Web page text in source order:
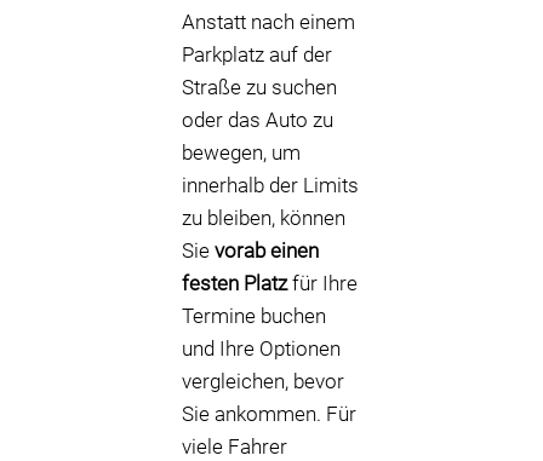
Anstatt nach einem
Parkplatz auf der
Straße zu suchen
oder das Auto zu
bewegen, um
innerhalb der Limits
zu bleiben, können
Sie vorab einen
festen Platzfür Ihre
Termine buchen
und Ihre Optionen
vergleichen, bevor
Sie ankommen. Für
viele Fahrer